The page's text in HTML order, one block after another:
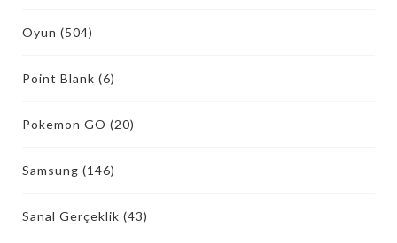
Oyun (504)
Point Blank (6)
Pokemon GO (20)
Samsung (146)
Sanal Gerçeklik (43)